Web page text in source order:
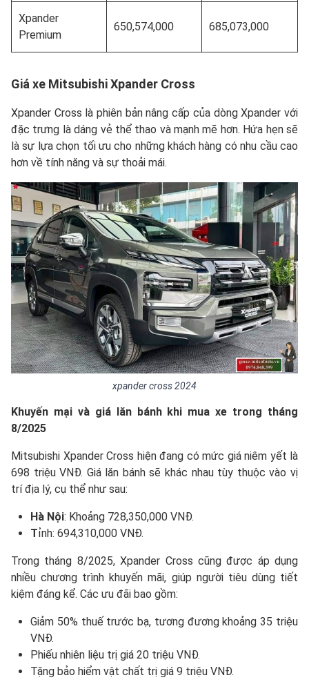
Xpander
Premium
650,574,000 685,073,000
Giá xe Mitsubishi Xpander Cross
Xpander Cross là phiên bản nâng cấp của dòng Xpander với
đặc trưng là dáng vẻ thể thao và mạnh mẽ hơn. Hứa hẹn sẽ
là sự lựa chọn tối ưu cho những khách hàng có nhu cầu cao
hơn về tính năng và sự thoải mái.
xpander cross 2024
Khuyến mại và giá lăn bánh khi mua xe trong tháng
8/2025
Mitsubishi Xpander Cross hiện đang có mức giá niêm yết là
698 triệu VNĐ. Giá lăn bánh sẽ khác nhau tùy thuộc vào vị
trí địa lý, cụ thể như sau:
Hà Nội: Khoảng 728,350,000 VNĐ.
Tỉnh: 694,310,000 VNĐ.
Trong tháng 8/2025, Xpander Cross cũng được áp dụng
nhiều chương trình khuyến mãi, giúp người tiêu dùng tiết
kiệm đáng kể. Các ưu đãi bao gồm:
Giảm 50% thuế trước bạ, tương đương khoảng 35 triệu
VNĐ.
Phiếu nhiên liệu trị giá 20 triệu VNĐ.
Tặng bảo hiểm vật chất trị giá 9 triệu VNĐ.